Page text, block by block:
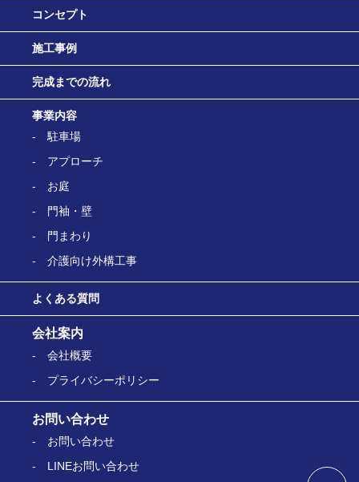
コンセプト
施工事例
完成までの流れ
事業内容
駐車場
アプローチ
お庭
門袖・壁
門まわり
介護向け外構工事
よくある質問
会社案内
会社概要
プライバシーポリシー
お問い合わせ
お問い合わせ
LINEお問い合わせ